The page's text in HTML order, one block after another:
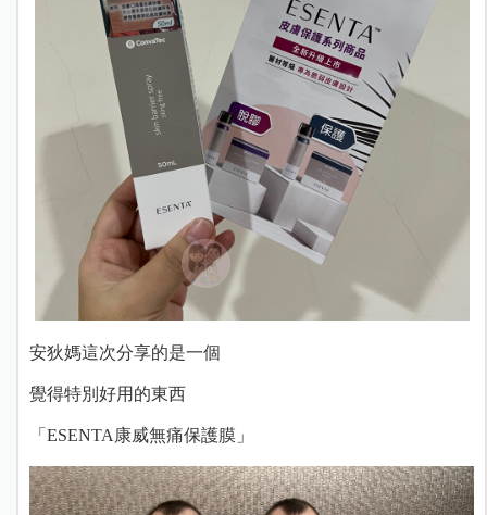
安狄媽這次分享的是一個
覺得特別好用的東西
「ESENTA康威無痛保護膜」